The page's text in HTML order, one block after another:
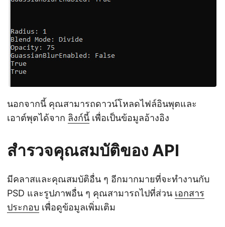
นอกจากนี้ คุณสามารถดาวน์โหลดไฟล์อินพุตและ
เอาต์พุตได้จาก ลิงก์นี้ เพื่อเป็นข้อมูลอ้างอิง
สำรวจคุณสมบัติของ API
มีคลาสและคุณสมบัติอื่น ๆ อีกมากมายที่จะทำงานกับ
PSD และรูปภาพอื่น ๆ คุณสามารถไปที่ส่วน เอกสาร
ประกอบ เพื่อดูข้อมูลเพิ่มเติม